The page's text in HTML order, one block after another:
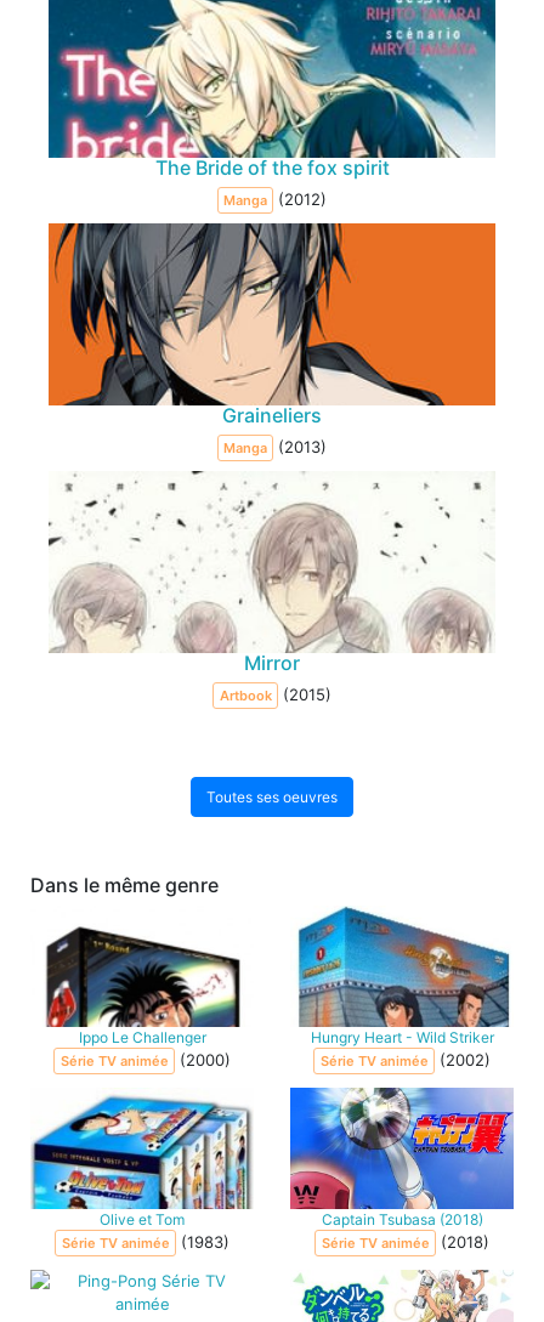
The Bride of the fox spirit
Manga (2012)
Graineliers
Manga (2013)
Mirror
Artbook (2015)
Toutes ses oeuvres
Dans le même genre
Ippo Le Challenger
Série TV animée (2000)
Hungry Heart - Wild Striker
Série TV animée (2002)
Olive et Tom
Série TV animée (1983)
Captain Tsubasa (2018)
Série TV animée (2018)